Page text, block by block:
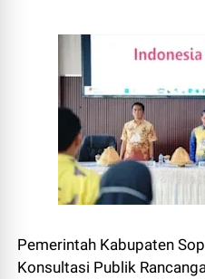
Pemerintah Kabupaten
Konsultasi Publik